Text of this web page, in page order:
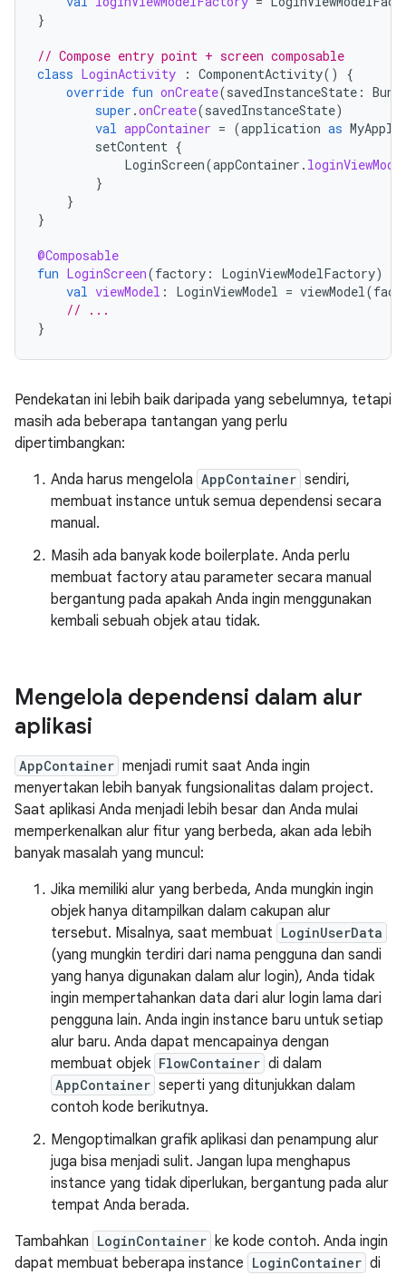
}
// Compose entry point + screen composable
class LoginActivity : ComponentActivity()
{
override fun onCreate(savedInstanceState :
super .onCreate(savedInstanceState)
val appContainer = (application as
setContent {
LoginScreen(appContainer .
}
}
}
@Composable
fun LoginScreen(factory : LoginViewModelFactory)
val viewModel : LoginViewModel = viewModel(
// ...
}
Pendekatan ini lebih baik daripada yang sebelumnya, tetapi
masih ada beberapa tantangan yang perlu
dipertimbangkan:
Anda harus mengelola AppContainer sendiri,
membuat instance untuk semua dependensi secara
manual.
Masih ada banyak kode boilerplate. Anda perlu
membuat factory atau parameter secara manual
bergantung pada apakah Anda ingin menggunakan
kembali sebuah objek atau tidak.
Mengelola dependensi dalam alur
aplikasi
AppContainer menjadi rumit saat Anda ingin
menyertakan lebih banyak fungsionalitas dalam project.
Saat aplikasi Anda menjadi lebih besar dan Anda mulai
memperkenalkan alur fitur yang berbeda, akan ada lebih
banyak masalah yang muncul:
Jika memiliki alur yang berbeda, Anda mungkin ingin
objek hanya ditampilkan dalam cakupan alur
tersebut. Misalnya, saat membuat LoginUserData
(yang mungkin terdiri dari nama pengguna dan sandi
yang hanya digunakan dalam alur login), Anda tidak
ingin mempertahankan data dari alur login lama dari
pengguna lain. Anda ingin instance baru untuk setiap
alur baru. Anda dapat mencapainya dengan
membuat objek FlowContainer di dalam
AppContainer seperti yang ditunjukkan dalam
contoh kode berikutnya.
Mengoptimalkan grafik aplikasi dan penampung alur
juga bisa menjadi sulit. Jangan lupa menghapus
instance yang tidak diperlukan, bergantung pada alur
tempat Anda berada.
Tambahkan LoginContainer ke kode contoh. Anda ingin
dapat membuat beberapa instance LoginContainer di